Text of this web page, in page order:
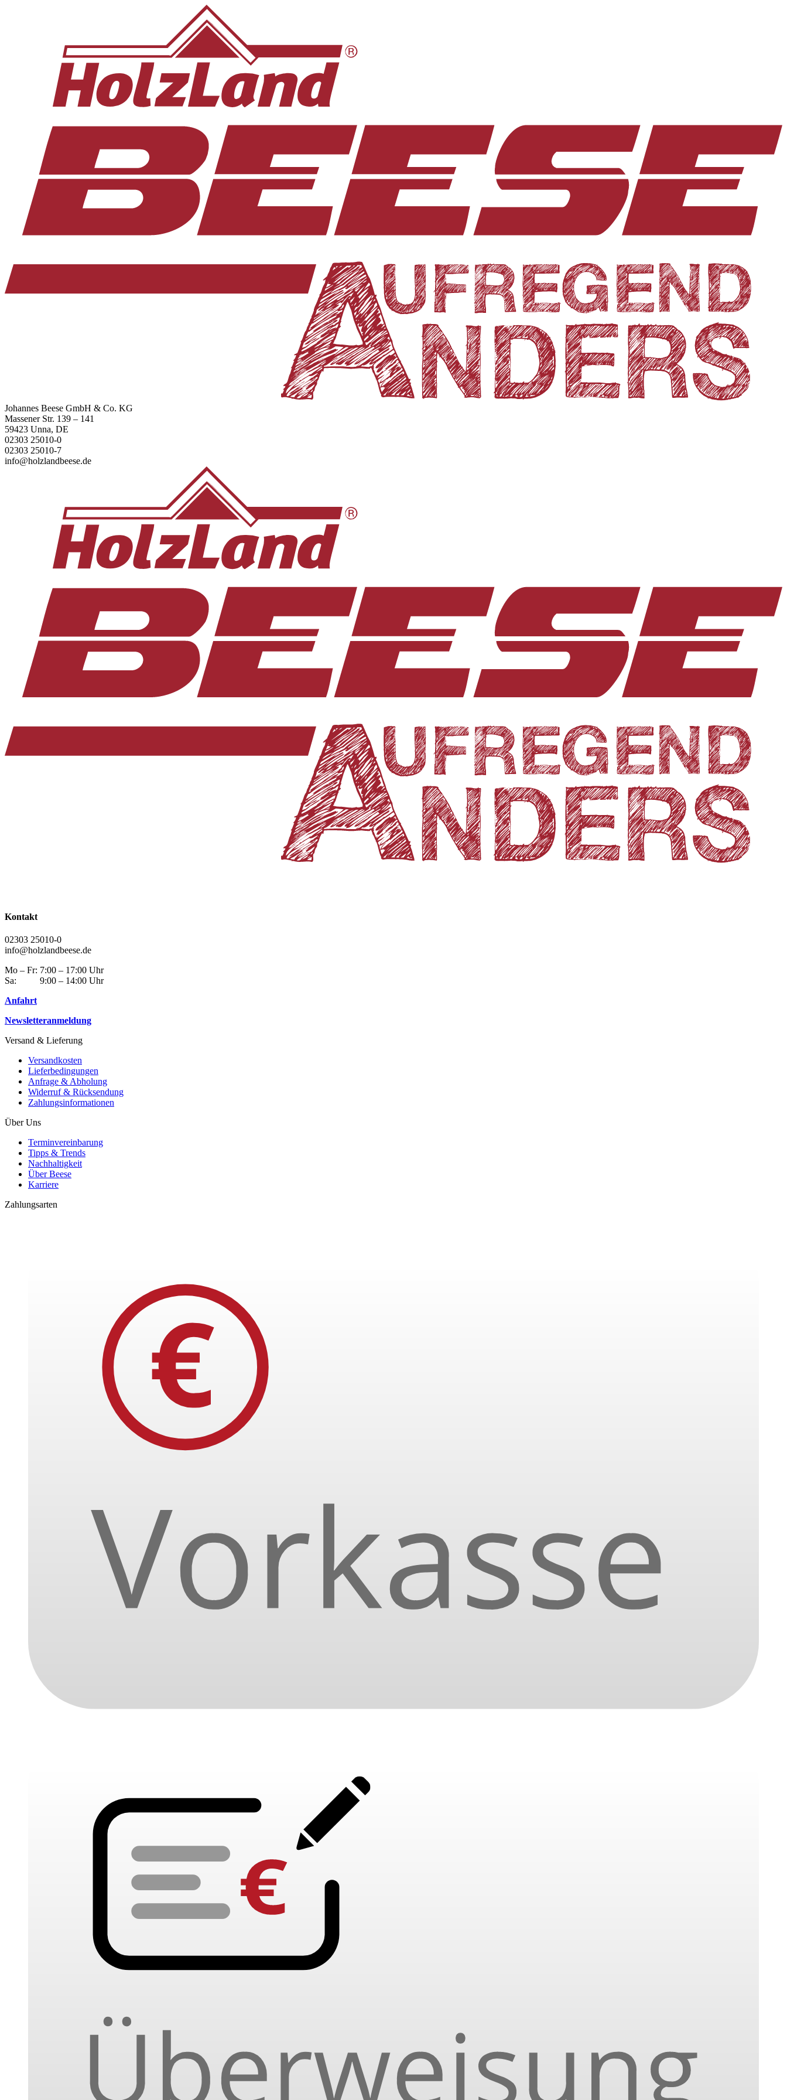
Johannes Beese GmbH & Co. KG
Massener Str. 139 – 141
59423 Unna, DE
02303 25010-0
02303 25010-7
info@holzlandbeese.de
Kontakt
02303 25010-0
info@holzlandbeese.de
Mo – Fr: 7:00 – 17:00 Uhr
Sa: 9:00 – 14:00 Uhr
Anfahrt
Newsletteranmeldung
Versand & Lieferung
Versandkosten
Lieferbedingungen
Anfrage & Abholung
Widerruf & Rücksendung
Zahlungsinformationen
Über Uns
Terminvereinbarung
Tipps & Trends
Nachhaltigkeit
Über Beese
Karriere
Zahlungsarten